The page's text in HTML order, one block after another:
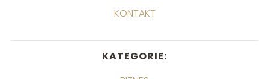
KONTAKT
KATEGORIE: